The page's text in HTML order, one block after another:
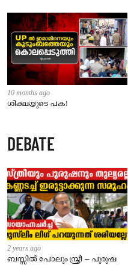
10 months ago
ശിക്ഷയുടെ പക!
DEBATE
2 years ago
ബസ്സിൽ പോലും സ്ത്രീ – പുരുഷ